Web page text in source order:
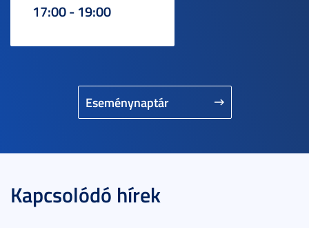
Eseménynaptár
17:00 - 19:00
Kapcsolódó hírek